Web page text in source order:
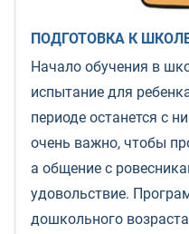
ПОДГОТОВКА К
Начало обучения в
испытание для
периоде останется с
очень важно, чтобы
а общение с
удовольствие.
дошкольного